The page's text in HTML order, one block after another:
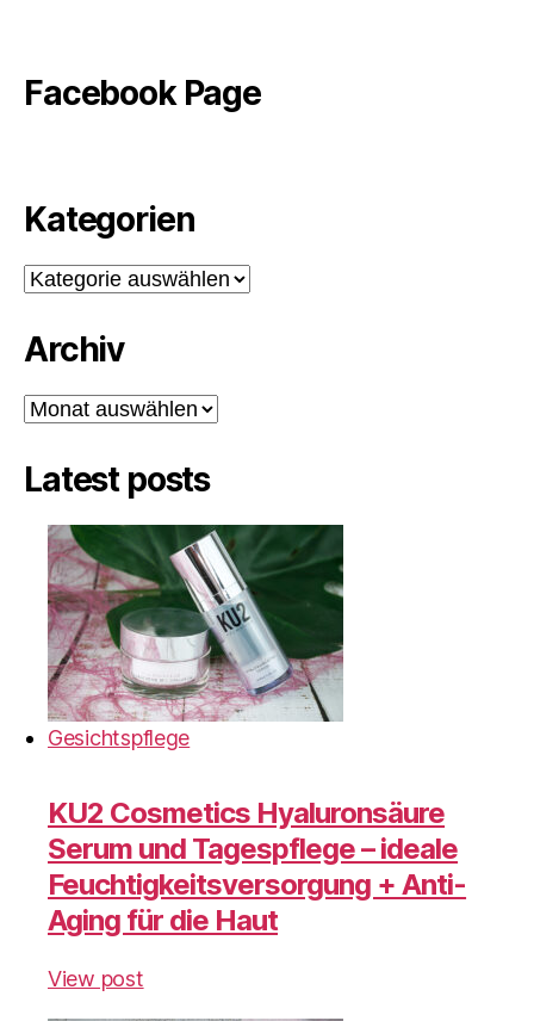
Facebook Page
Kategorien
Kategorien
Archiv
Archiv
Latest posts
Gesichtspflege
KU2 Cosmetics Hyaluronsäure
Serum und Tagespflege – ideale
Feuchtigkeitsversorgung + Anti-
Aging für die Haut
View post